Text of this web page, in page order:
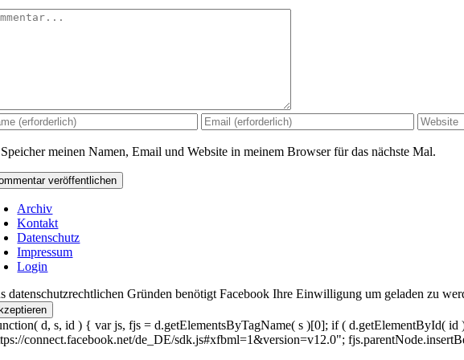
Speicher meinen Namen, Email und Website in meinem Browser für das nächste Mal.
Archiv
Kontakt
Datenschutz
Impressum
Login
datenschutzrechtlichen Gründen benötigt Facebook Ihre Einwilligung um geladen zu
d, s, id ) { var js, fjs = d.getElementsByTagName( s )[0]; if ( d.getElementById(
connect.facebook.net/de_DE/sdk.js#xfbml=1&version=v12.0";